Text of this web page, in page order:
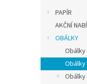
a
PAPÍR
AKČNÍ
OBÁLKY